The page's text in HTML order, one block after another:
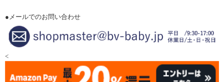
●メールでのお問い合わせ
<